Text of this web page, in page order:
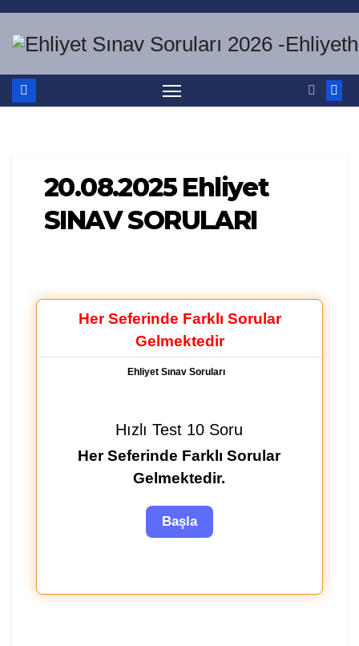
Skip
20.08.2025 Ehliyet
SINAV SORULARI
Her Seferinde Farklı Sorular
Gelmektedir
Ehliyet Sınav Soruları
Hızlı Test 10 Soru
Her Seferinde Farklı Sorular
Gelmektedir.